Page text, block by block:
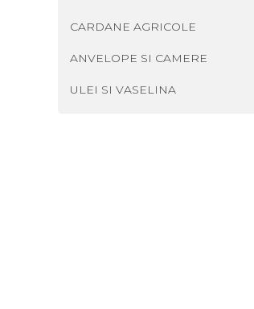
CARDANE AGRICOLE
ANVELOPE SI CAMERE
ULEI SI VASELINA